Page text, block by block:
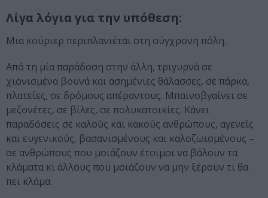
Λίγα λόγια για την υπόθεση:
Μια κούριερ περιπλανιέται στη σύγχρονη πόλη.
Από τη μία παράδοση στην άλλη, τριγυρνά σε
χιονισμένα βουνά και ασημένιες θάλασσες, σε πάρκα,
πλατείες, σε δρόμους απέραντους. Μπαινοβγαίνει σε
μεζονέτες, σε βίλες, σε πολυκατοικίες. Κάνει
παραδόσεις σε καλούς και κακούς ανθρώπους, αγενείς
και ευγενικούς, βασανισμένους και καλοζωισμένους –
σε ανθρώπους που μοιάζουν έτοιμοι να βάλουν τα
κλάματα κι άλλους που μοιάζουν να μην ξέρουν τι θα
πει κλάμα.